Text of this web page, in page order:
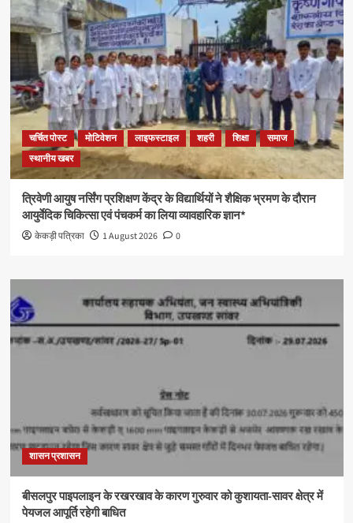
चर्चित पोस्ट मोटिवेशन लाइफस्टाइल शहरी शिक्षा
समाज
स्थानीय खबर
त्रिवेणी आयुष नर्सिंग प्रशिक्षण केंद्र के विद्यार्थियों ने शैक्षिक भ्रमण के दौरान
आयुर्वेदिक चिकित्सा एवं पंचकर्म का लिया व्यावहारिक ज्ञान*
केकड़ी पत्रिका 1 August 2026 0
शासन प्रशासन
बीसलपुर पाइपलाइन के रखरखाव के कारण गुरुवार को कुशायता-सावर क्षेत्र में
पेयजल आपूर्ति रहेगी बाधित